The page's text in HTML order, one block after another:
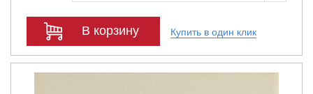
В корзину Купить в один клик